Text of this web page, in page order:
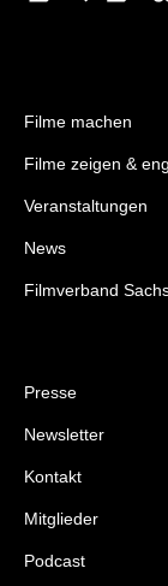
Filme machen
Filme zeigen &
Veranstaltungen
News
Filmverband
Presse
Newsletter
Kontakt
Mitglieder
Podcast